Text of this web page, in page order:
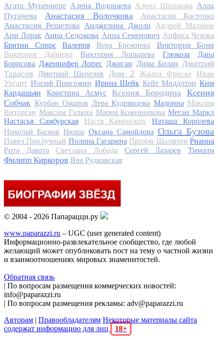
Агата Муцениеце Алена Водонаева Алена Шишкова Алла
Пугачева
Анастасия Волочкова Анастасия Костенко
Анастасия Решетова Анджелина Джоли
Андрей Малахов
Ани Лорак Анна Седокова Анна Семенович Анфиса Чехова
Бритни Спирс
Валерия Вера Брежнева Виктория Боня
Виктория Дайнеко Виктория Лопырева Глюкоза
Дана
Борисова Дженнифер Лопес Джиган Дима Билан Дмитрий
Тарасов
Дмитрий Шепелев Дом 2 Жанна Фриске
Иван
Ургант Иосиф Пригожин Ирина Шейк Кейт Миддлтон Ким
Кардашьян
Кристина Асмус Ксения Бородина
Ксения
Собчак Курбан Омаров Лера Кудрявцева Мадонна Максим
Виторган Максим Галкин Мария Кожевникова Меган Маркл
Настасья Самбурская
Настя Каменских
Наташа Королева
Николай Басков Нюша Оксана Самойлова Ольга Бузова
Павел Прилучный Полина Гагарина Прохор Шаляпин Рианна
Рита Дакота
Светлана Лобода Сергей Лазарев
Тимати
Филипп Киркоров Яна Рудковская
© 2004 - 2026 Папарацци.ру
www.paparazzi.ru – UGC (user generated content)
Информационно-развлекательное сообщество, где любой
желающий может опубликовать пост на тему о частной жизни
и взаимоотношениях мировых знаменитостей.
Обратная связь
| По вопросам размещения коммерческих новостей:
info@paparazzi.ru
| По вопросам размещения рекламы: adv@paparazzi.ru
Авторам | Правообладателям Некоторые материалы сайта
содержат информацию для лиц
18+